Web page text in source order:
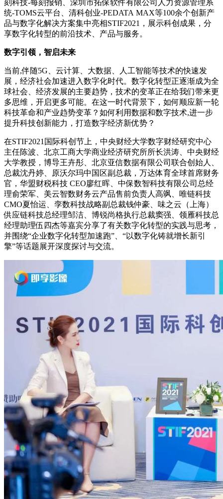
刻科技-每刻报销、深圳市拓保软件有限公司人力资源管理系
统-TOMS云平台、清科创业-PEDATA MAX等100余个创新产
品与数字化解决方案集中亮相STIF2021，展示科创成果，分
享数字化转型的前沿技术、产品与服务。
数字引领，智启未来
当前,伴随5G、云计算、大数据、人工智能等技术的快速发
展，经济社会加速进入数字化时代。数字化转型正逐渐成为全
球社会、经济发展的主要趋势，技术的变革正在给我们带来更
多思维，开启更多可能。在这一时代背景下，如何顺应新一轮
科技革命和产业趋势变革？如何利用数据和数字技术,进一步
提升科技创新能力，打造数字经济新优势？
在STIF2021国际科创节上，中央财经大学数字财经研究中心
主任陈波、北京工商大学商业经济研究所所长洪涛、中央财经
大学教授，博导王卉彤、北京亚信数据有限公司联合创始人、
总裁沈丹婷、原沃尔玛中国区副总裁，万达体育全球首席财务
官，华盟财税科技 CEO廖红晖、中保数智科技有限公司总经
理俞荣军、美云智数财务云产品售前负责人高飒、唯链科技
CMO夏怡运、孪数科技战略副总裁钱仲豪、味之云（上海）
供应链科技总经理邹洁、博锐尚格执行总裁窦强、领雁科技总
经理助理伍四杰等嘉宾分享了有关数字化转型的实践与思考，
并围绕“企业数字化转型加速跑”、“以数字化铸就增长新引
擎”等话题展开深度探讨与交流。